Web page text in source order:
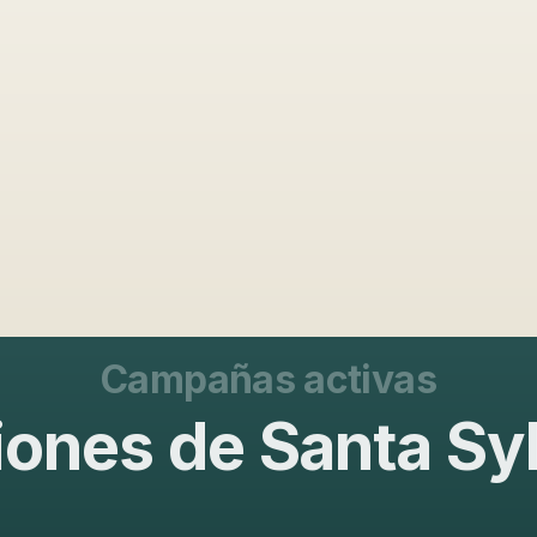
Campañas activas
de Santa